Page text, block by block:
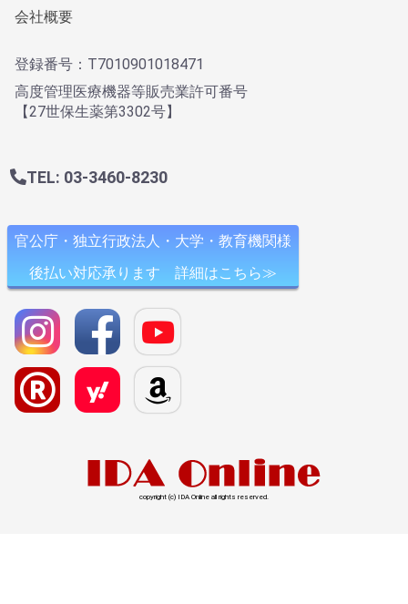
会社概要
登録番号：T7010901018471
高度管理医療機器等販売業許可番号
【27世保生薬第3302号】
TEL: 03-3460-8230
官公庁・独立行政法人・大学・教育機関様
後払い対応承ります 詳細はこちら≫
copyright (c) IDA Online all rights reserved.